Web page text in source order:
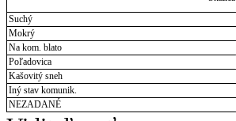
Suchý
Mokrý
Na kom. blato
Poľadovica
Kašovitý sneh
Iný stav komunik.
NEZADANÉ